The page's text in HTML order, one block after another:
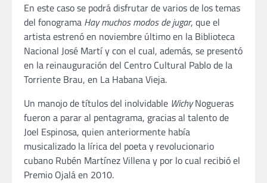
En este caso se podrá disfrutar de varios de los temas
del fonograma Hay muchos modos de jugar, que el
artista estrenó en noviembre último en la Biblioteca
Nacional José Martí y con el cual, además, se presentó
en la reinauguración del Centro Cultural Pablo de la
Torriente Brau, en La Habana Vieja.
Un manojo de títulos del inolvidable WichyNogueras
fueron a parar al pentagrama, gracias al talento de
Joel Espinosa, quien anteriormente había
musicalizado la lírica del poeta y revolucionario
cubano Rubén Martínez Villena y por lo cual recibió el
Premio Ojalá en 2010.